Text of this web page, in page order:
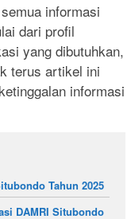
informasi
dari profil
yang dibutuhkan,
terus artikel ini
informasi
Tahun 2025
DAMRI Situbondo